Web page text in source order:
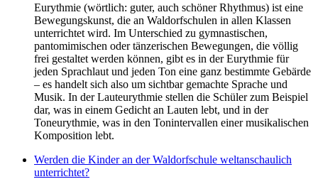
Eurythmie (wörtlich: guter, auch schöner Rhythmus) ist eine
Bewegungskunst, die an Waldorfschulen in allen Klassen
unterrichtet wird. Im Unterschied zu gymnastischen,
pantomimischen oder tänzerischen Bewegungen, die völlig
frei gestaltet werden können, gibt es in der Eurythmie für
jeden Sprachlaut und jeden Ton eine ganz bestimmte Gebärde
– es handelt sich also um sichtbar gemachte Sprache und
Musik. In der Lauteurythmie stellen die Schüler zum Beispiel
dar, was in einem Gedicht an Lauten lebt, und in der
Toneurythmie, was in den Tonintervallen einer musikalischen
Komposition lebt.
Werden die Kinder an der Waldorfschule weltanschaulich
unterrichtet?